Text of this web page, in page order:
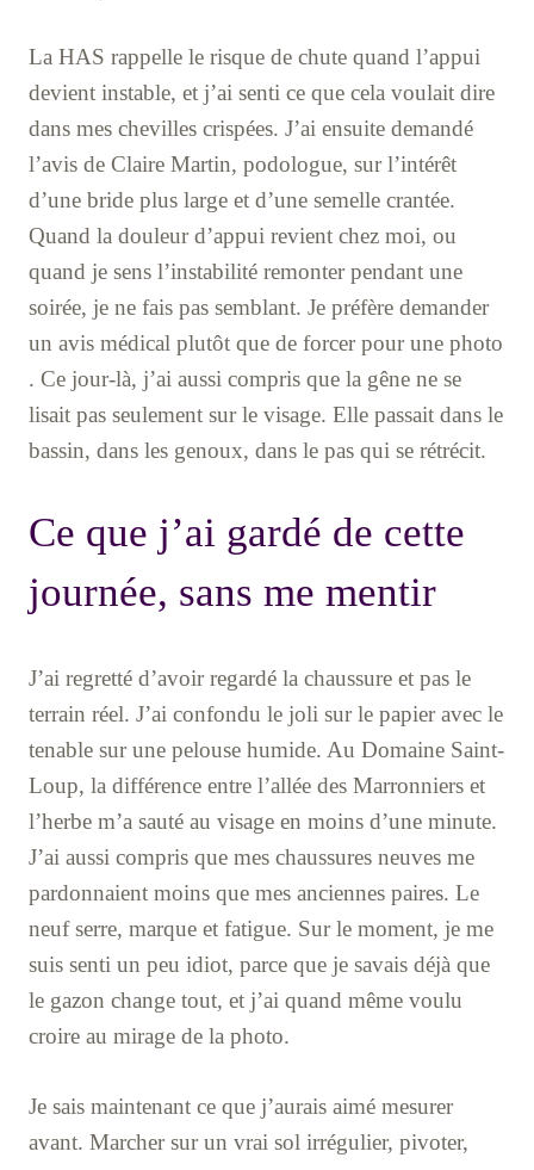
La HAS rappelle le risque de chute quand l’appui
devient instable, et j’ai senti ce que cela voulait dire
dans mes chevilles crispées. J’ai ensuite demandé
l’avis de Claire Martin, podologue, sur l’intérêt
d’une bride plus large et d’une semelle crantée.
Quand la douleur d’appui revient chez moi, ou
quand je sens l’instabilité remonter pendant une
soirée, je ne fais pas semblant. Je préfère demander
un avis médical plutôt que de forcer pour une photo
. Ce jour-là, j’ai aussi compris que la gêne ne se
lisait pas seulement sur le visage. Elle passait dans le
bassin, dans les genoux, dans le pas qui se rétrécit.
Ce que j’ai gardé de cette
journée, sans me mentir
J’ai regretté d’avoir regardé la chaussure et pas le
terrain réel. J’ai confondu le joli sur le papier avec le
tenable sur une pelouse humide. Au Domaine Saint-
Loup, la différence entre l’allée des Marronniers et
l’herbe m’a sauté au visage en moins d’une minute.
J’ai aussi compris que mes chaussures neuves me
pardonnaient moins que mes anciennes paires. Le
neuf serre, marque et fatigue. Sur le moment, je me
suis senti un peu idiot, parce que je savais déjà que
le gazon change tout, et j’ai quand même voulu
croire au mirage de la photo.
Je sais maintenant ce que j’aurais aimé mesurer
avant. Marcher sur un vrai sol irrégulier, pivoter,